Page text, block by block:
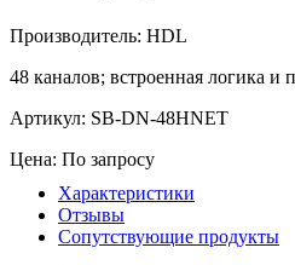
Производитель: HDL
48 каналов; встроенная логика
Артикул: SB-DN-48HNET
Цена: По запросу
Характеристики
Отзывы
Сопутствующие продукты